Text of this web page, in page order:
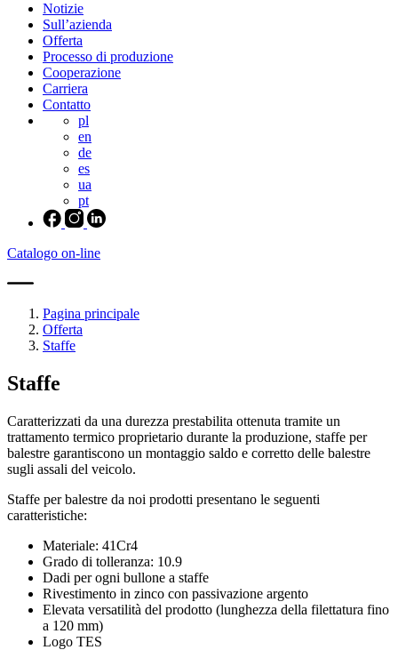
Notizie
Sull’azienda
Offerta
Processo di produzione
Cooperazione
Carriera
Contatto
pl
en
de
es
ua
pt
Catalogo on-line
Pagina principale
Offerta
Staffe
Staffe
Caratterizzati da una durezza prestabilita ottenuta tramite un
trattamento termico proprietario durante la produzione, staffe per
balestre garantiscono un montaggio saldo e corretto delle balestre
sugli assali del veicolo.
Staffe per balestre da noi prodotti presentano le seguenti
caratteristiche:
Materiale: 41Cr4
Grado di tolleranza: 10.9
Dadi per ogni bullone a staffe
Rivestimento in zinco con passivazione argento
Elevata versatilità del prodotto (lunghezza della filettatura fino
a 120 mm)
Logo TES